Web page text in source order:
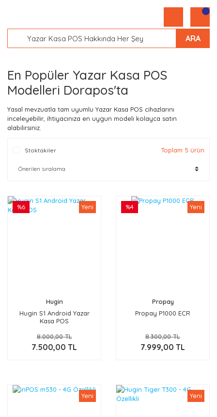
ARA
En Popüler Yazar Kasa POS
Modelleri Dorapos'ta
Yasal mevzuatla tam uyumlu Yazar Kasa POS cihazlarını
inceleyebilir, ihtiyacınıza en uygun modeli kolayca satın
alabilirsiniz.
Stoktakiler Toplam 5 ürün
Yeni
%6
Hugin
Hugin S1 Android Yazar
Kasa POS
8.000,00 TL
7.500,00 TL
Yeni
%4
Propay
Propay P1000 ECR
8.300,00 TL
7.999,00 TL
Yeni Yeni